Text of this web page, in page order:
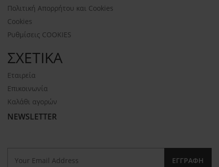
Πολιτική Απορρήτου και Cookies
Cookies
Ρυθμίσεις COOKIES
ΣΧΕΤΙΚΑ
Εταιρεία
Επικοινωνία
Καλάθι αγορών
NEWSLETTER
ΕΓΓΡΑΦΉ